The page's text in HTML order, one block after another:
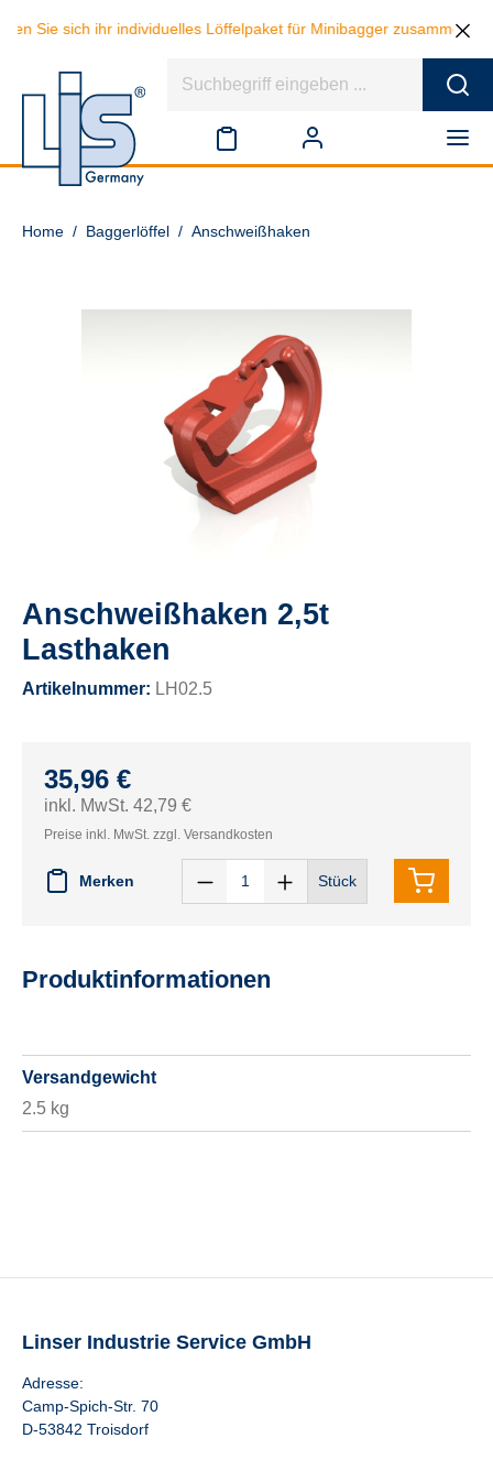
Sie sich ihr individuelles Löffelpaket für Minibagger zusammen
Home / Baggerlöffel / Anschweißhaken
Anschweißhaken 2,5t
Lasthaken
Artikelnummer: LH02.5
35,96 €
inkl. MwSt. 42,79 €
Preise inkl. MwSt. zzgl. Versandkosten
Merken Stück
Produktinformationen
Versandgewicht
2.5 kg
Linser Industrie Service GmbH
Adresse:
Camp-Spich-Str. 70
D-53842 Troisdorf